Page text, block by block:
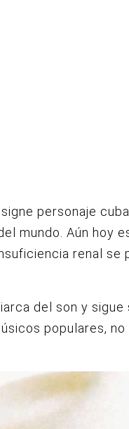
personaje
mundo. Aún hoy
renal se
del son y
populares, no